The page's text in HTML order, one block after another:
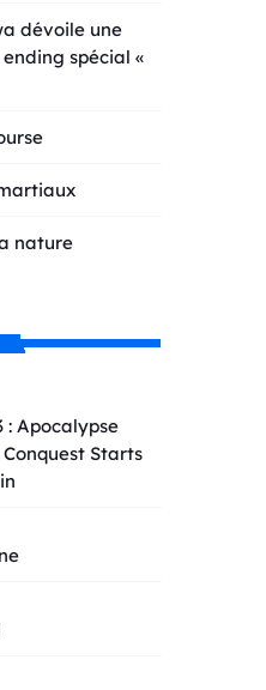
dévoile une
spécial «
nature
: Apocalypse
Starts